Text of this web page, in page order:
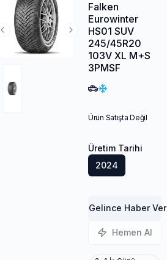
Next Slide
Previous Slide
Falken
Eurowinter
HS01 SUV
245/45R20
103V XL M+S
3PMSF
Ürün Satışta Değil
Üretim Tarihi
2024
Gelince Haber Ver
Hemen Al